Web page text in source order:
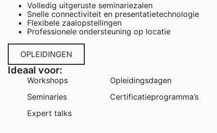
Volledig uitgeruste seminariezalen
Snelle connectiviteit en presentatietechnologie
Flexibele zaalopstellingen
Professionele ondersteuning op locatie
OPLEIDINGEN
Ideaal voor:
Workshops
Seminaries
Expert talks
Opleidingsdagen
Certificatieprogramma’s